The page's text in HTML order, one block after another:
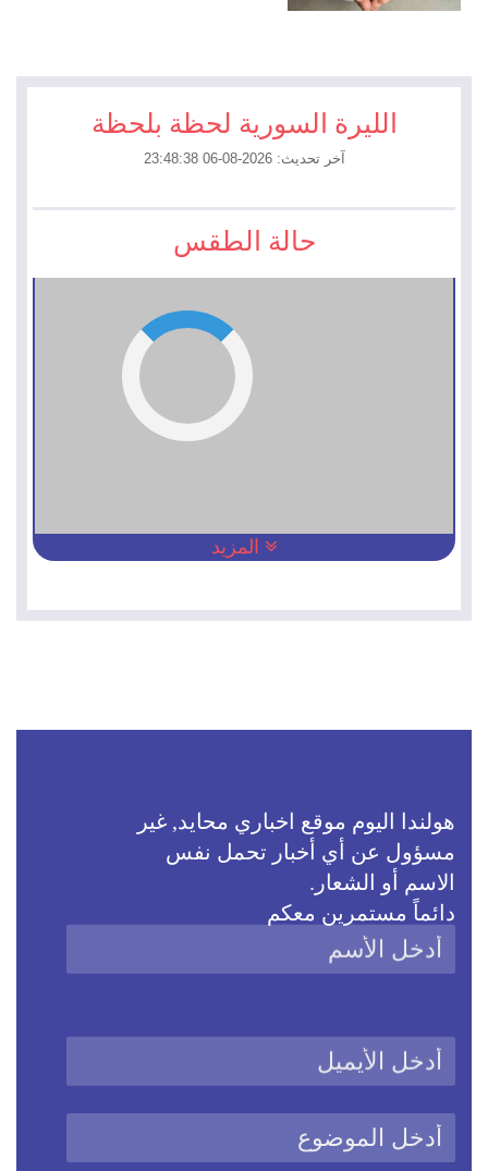
الليرة السورية لحظة بلحظة
آخر تحديث: 2026-08-06 23:48:38
حالة الطقس
المزيد
هولندا اليوم موقع اخباري محايد, غير
مسؤول عن أي أخبار تحمل نفس
الاسم أو الشعار.
دائماً مستمرين معكم